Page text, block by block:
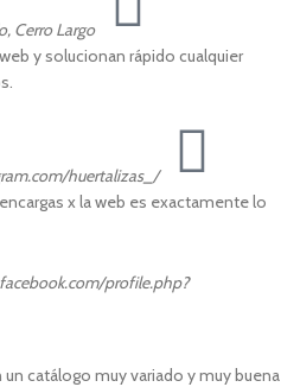
Cerro Largo
y solucionan rápido cualquier
huertalizas_/
x la web es exactamente lo
profile.php?
catálogo muy variado y muy buena